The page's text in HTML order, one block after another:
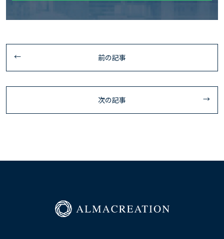
前の記事
次の記事